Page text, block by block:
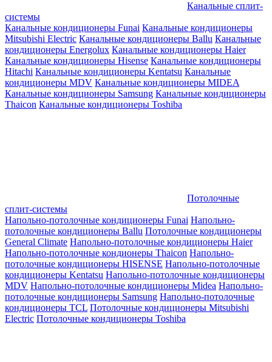
Канальные сплит-
системы
Канальные кондиционеры Funai Канальные кондиционеры
Mitsubishi Electric Канальные кондиционеры Ballu Канальные
кондиционеры Energolux Канальные кондиционеры Haier
Канальные кондиционеры Hisense Канальные кондиционеры
Hitachi Канальные кондиционеры Kentatsu Канальные
кондиционеры MDV Канальные кондиционеры MIDEA
Канальные кондиционеры Samsung Канальные кондиционеры
Thaicon Канальные кондиционеры Toshiba
Потолочные
сплит-системы
Напольно-потолочные кондиционеры Funai Напольно-
потолочные кондиционеры Ballu Потолочные кондиционеры
General Climate Напольно-потолочные кондиционеры Haier
Напольно-потолочные кондионеры Thaicon Напольно-
потолочные кондиционеры HISENSE Напольно-потолочные
кондиционеры Kentatsu Напольно-потолочные кондиционеры
MDV Напольно-потолочные кондиционеры Midea Напольно-
потолочные кондиционеры Samsung Напольно-потолочные
кондиционеры TCL Потолочные кондиционеры Mitsubishi
Electric Потолочные кондиционеры Toshiba